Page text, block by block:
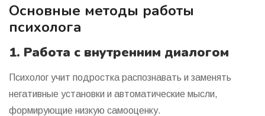
Основные методы работы
психолога
1. Работа с внутренним диалогом
Психолог учит подростка распознавать и заменять
негативные установки и автоматические мысли,
формирующие низкую самооценку.